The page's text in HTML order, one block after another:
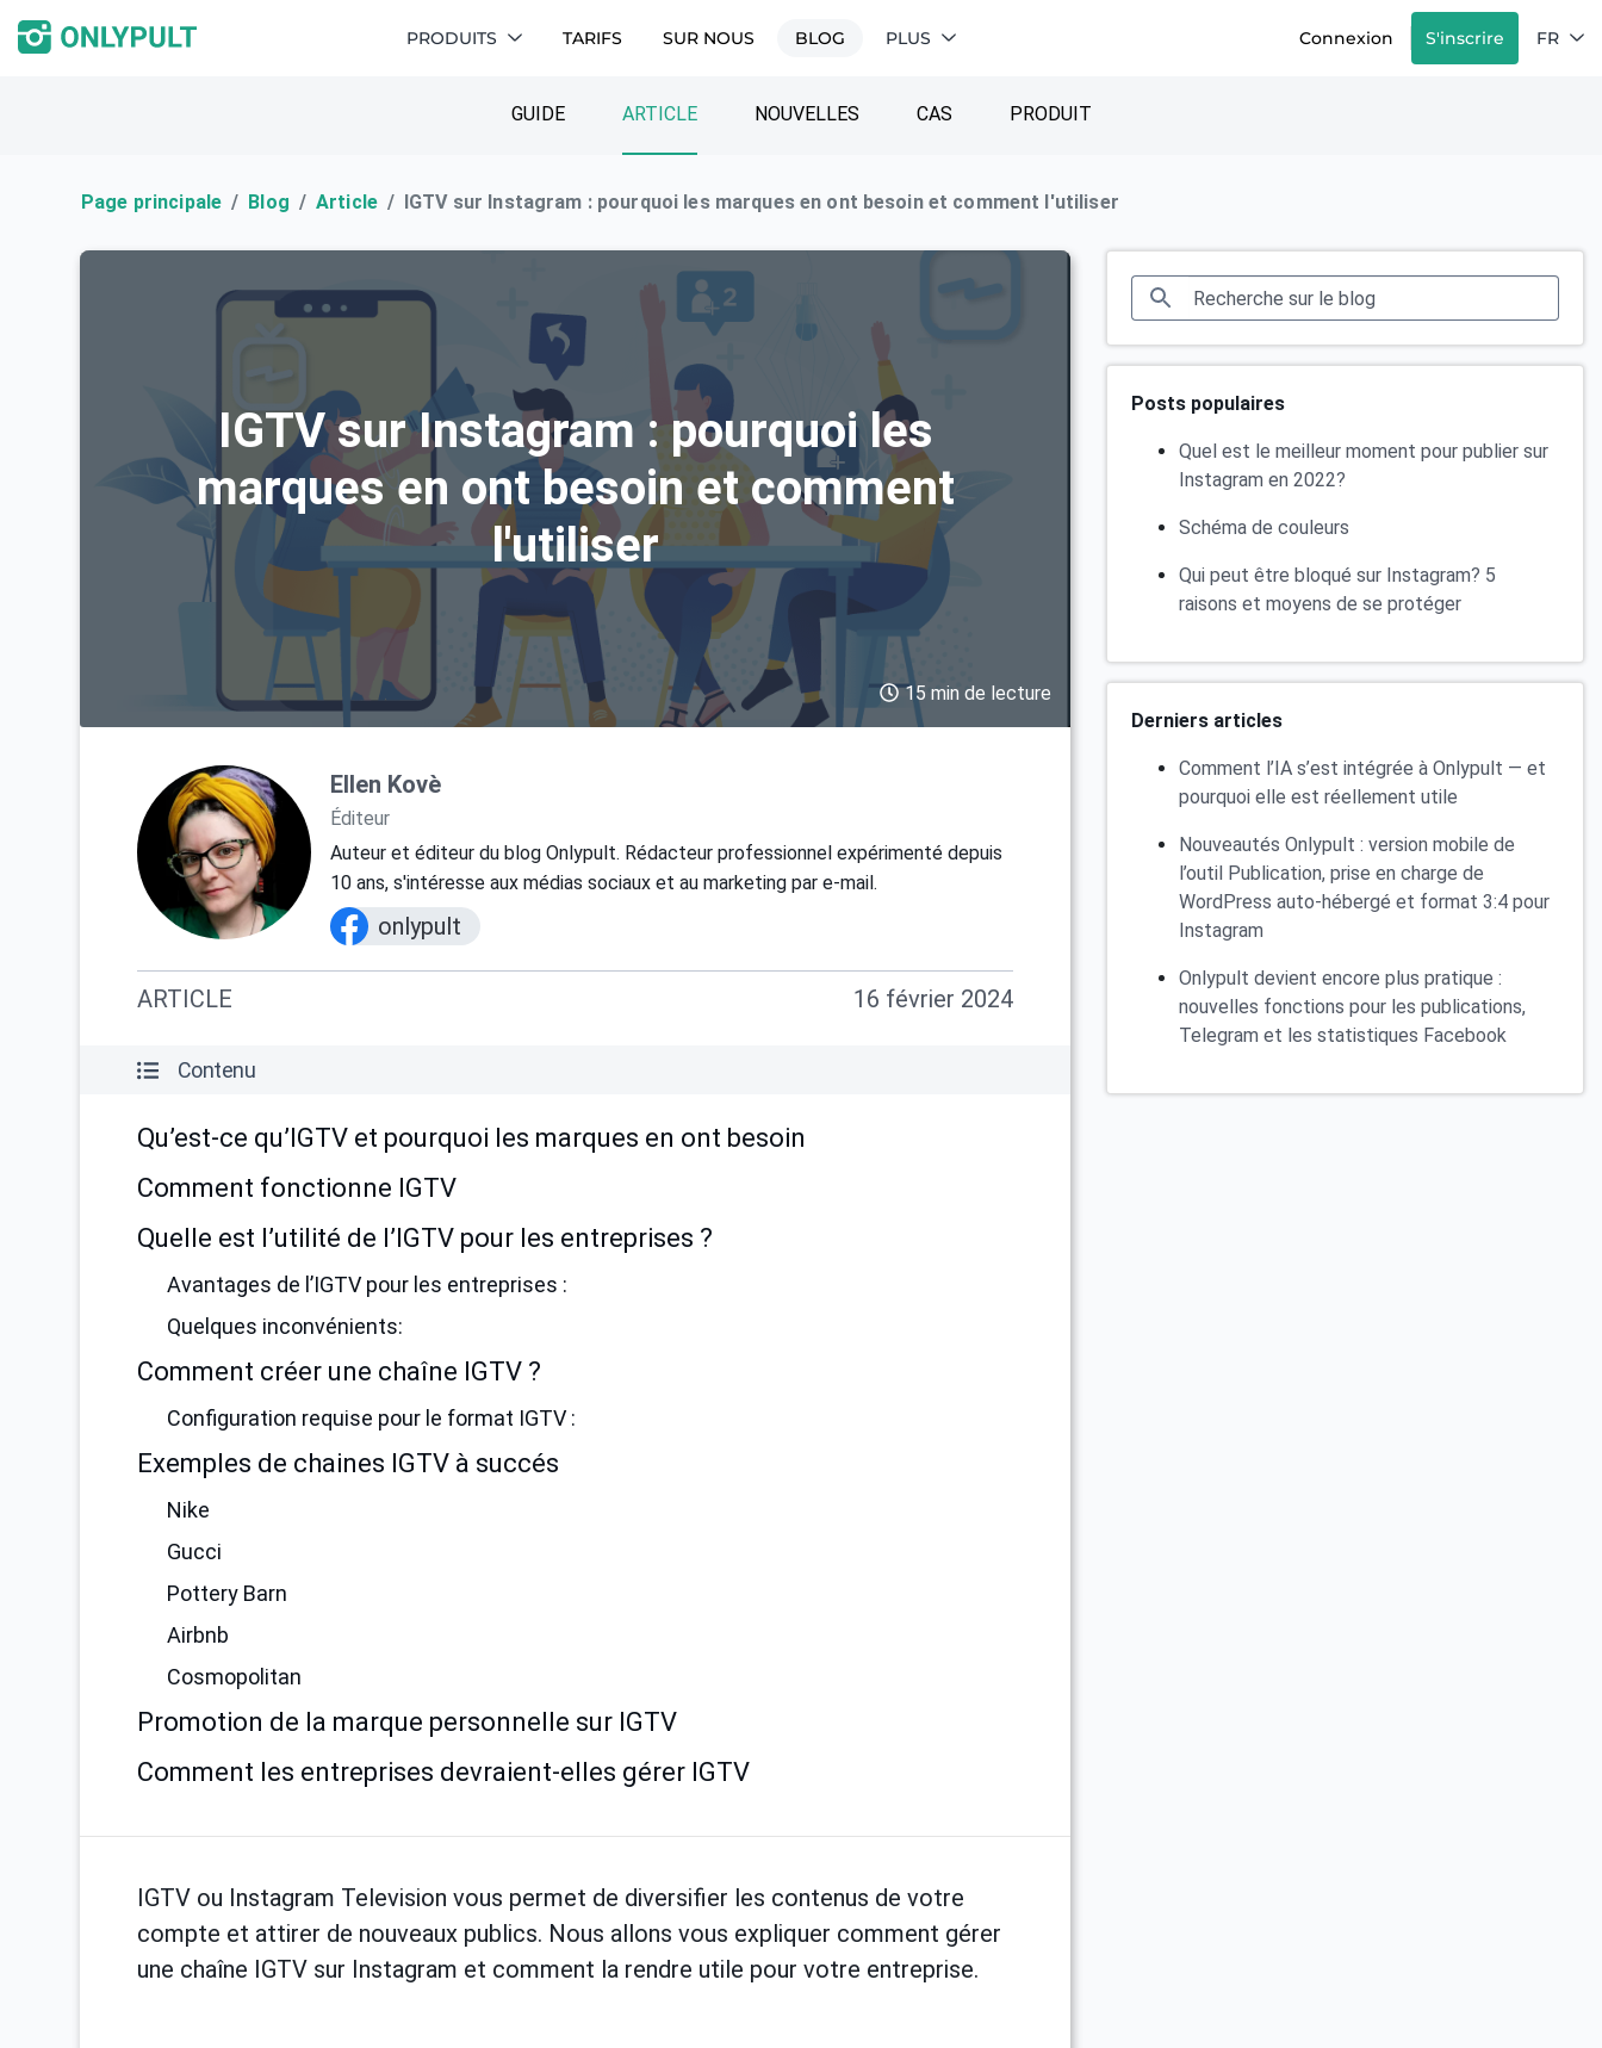
PRODUITS TARIFS SUR NOUS BLOG PLUS Connexion S'inscrire FR
GUIDE ARTICLE NOUVELLES CAS PRODUIT
Page principale Blog Article IGTV sur Instagram : pourquoi les marques en ont besoin et comment l'utiliser
IGTV sur Instagram : pourquoi les
marques en ont besoin et comment
l'utiliser
15 min de lecture
Ellen Kovè
Éditeur
Auteur et éditeur du blog Onlypult. Rédacteur professionnel expérimenté depuis
10 ans, s'intéresse aux médias sociaux et au marketing par e-mail.
onlypult
ARTICLE 16 février 2024
Contenu
Qu’est-ce qu’IGTV et pourquoi les marques en ont besoin
Comment fonctionne IGTV
Quelle est l’utilité de l’IGTV pour les entreprises ?
Avantages de l’IGTV pour les entreprises :
Quelques inconvénients:
Comment créer une chaîne IGTV ?
Configuration requise pour le format IGTV :
Exemples de chaines IGTV à succés
Nike
Gucci
Pottery Barn
Airbnb
Cosmopolitan
Promotion de la marque personnelle sur IGTV
Comment les entreprises devraient-elles gérer IGTV
IGTV ou Instagram Television vous permet de diversifier les contenus de votre
compte et attirer de nouveaux publics. Nous allons vous expliquer comment gérer
une chaîne IGTV sur Instagram et comment la rendre utile pour votre entreprise.
Posts populaires
Quel est le meilleur moment pour publier sur
Instagram en 2022?
Schéma de couleurs
Qui peut être bloqué sur Instagram? 5
raisons et moyens de se protéger
Derniers articles
Comment l’IA s’est intégrée à Onlypult — et
pourquoi elle est réellement utile
Nouveautés Onlypult : version mobile de
l’outil Publication, prise en charge de
WordPress auto-hébergé et format 3:4 pour
Instagram
Onlypult devient encore plus pratique :
nouvelles fonctions pour les publications,
Telegram et les statistiques Facebook